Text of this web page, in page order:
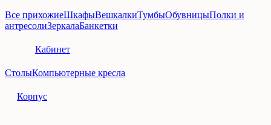
Все прихожиеШкафыВешкалкиТумбыОбувницыПолки и
антресолиЗеркалаБанкетки
Кабинет
СтолыКомпьютерные кресла
Корпус